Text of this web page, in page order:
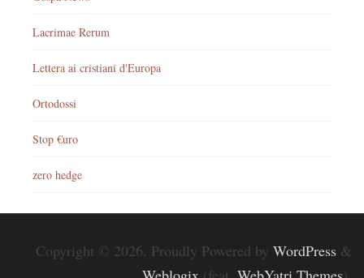
Lacrimae Rerum
Lettera ai cristiani d'Europa
Ortodossi
Stop €uro
zero hedge
Copyright © 2026. Proudly Powered by WordPress &